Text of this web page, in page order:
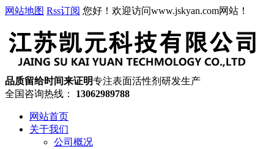
网站地图 Rss订阅 您好！欢迎访问www.jskyan.com网站！
品质留给时间来证明专注表面活性剂研发生产
全国咨询热线：
13062989788
网站首页
关于我们
公司概况